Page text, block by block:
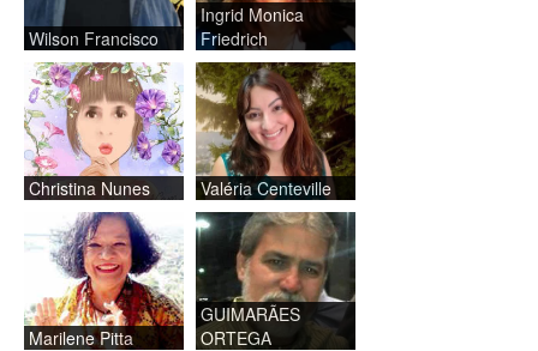
Wilson Francisco
Ingrid Monica
Friedrich
Christina Nunes Valéria Centeville
Marilene Pitta
GUIMARÃES
ORTEGA